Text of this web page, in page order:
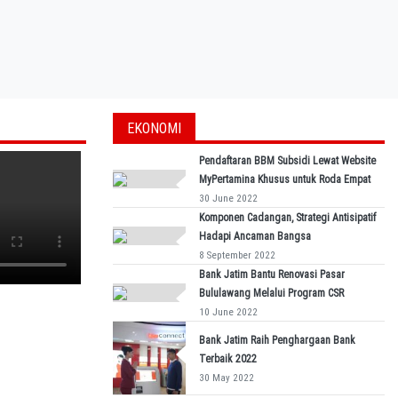
EKONOMI
Pendaftaran BBM Subsidi Lewat Website
MyPertamina Khusus untuk Roda Empat
30 June 2022
Komponen Cadangan, Strategi Antisipatif
Hadapi Ancaman Bangsa
8 September 2022
Bank Jatim Bantu Renovasi Pasar
Bululawang Melalui Program CSR
10 June 2022
Bank Jatim Raih Penghargaan Bank
Terbaik 2022
30 May 2022